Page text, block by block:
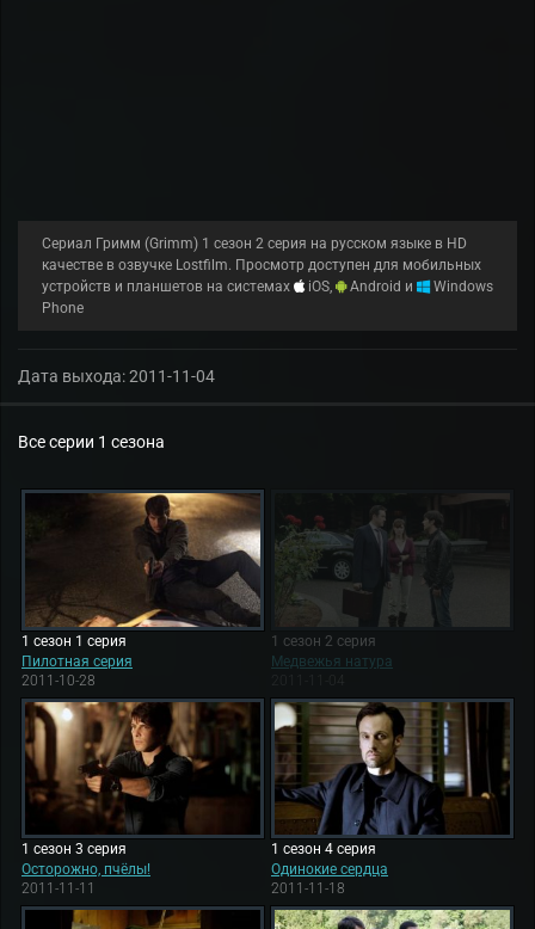
Сериал Гримм (Grimm) 1 сезон 2 серия на русском языке в HD
качестве в озвучке Lostfilm. Просмотр доступен для мобильных
устройств и планшетов на системах
iOS, Android и
Windows
Phone
Дата выхода:2011-11-04
Все серии 1 сезона
1 сезон 1 серия
Пилотная серия
2011-10-28
1 сезон 2 серия
Медвежья натура
2011-11-04
1 сезон 3 серия
Осторожно, пчёлы!
2011-11-11
1 сезон 4 серия
Одинокие сердца
2011-11-18